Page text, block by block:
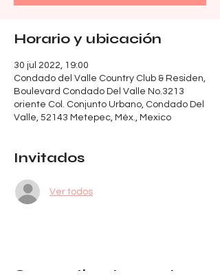
Horario y ubicación
30 jul 2022, 19:00
Condado del Valle Country Club & Residen,
Boulevard Condado Del Valle No.3213
oriente Col. Conjunto Urbano, Condado Del
Valle, 52143 Metepec, Méx., Mexico
Invitados
Ver todos